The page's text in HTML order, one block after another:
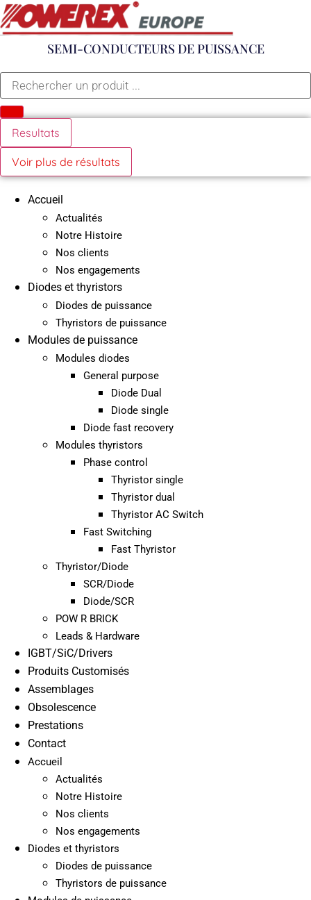
Aller
au
SEMI-CONDUCTEURS DE PUISSANCE
Search
Resultats
Voir plus de résultats
Accueil
Actualités
Notre Histoire
Nos clients
Nos engagements
Diodes et thyristors
Diodes de puissance
Thyristors de puissance
Modules de puissance
Modules diodes
General purpose
Diode Dual
Diode single
Diode fast recovery
Modules thyristors
Phase control
Thyristor single
Thyristor dual
Thyristor AC Switch
Fast Switching
Fast Thyristor
Thyristor/Diode
SCR/Diode
Diode/SCR
POW R BRICK
Leads & Hardware
IGBT/SiC/Drivers
Produits Customisés
Assemblages
Obsolescence
Prestations
Contact
Accueil
Actualités
Notre Histoire
Nos clients
Nos engagements
Diodes et thyristors
Diodes de puissance
Thyristors de puissance